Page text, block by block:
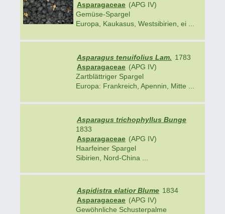
Asparagaceae (APG IV)
Gemüse-Spargel
Europa, Kaukasus, Westsibirien, ei ...
Asparagus tenuifolius Lam. 1783
Asparagaceae (APG IV)
Zartblättriger Spargel
Europa: Frankreich, Apennin, Mitte ...
Asparagus trichophyllus Bunge
1833
Asparagaceae (APG IV)
Haarfeiner Spargel
Sibirien, Nord-China ...
Aspidistra elatior Blume 1834
Asparagaceae (APG IV)
Gewöhnliche Schusterpalme